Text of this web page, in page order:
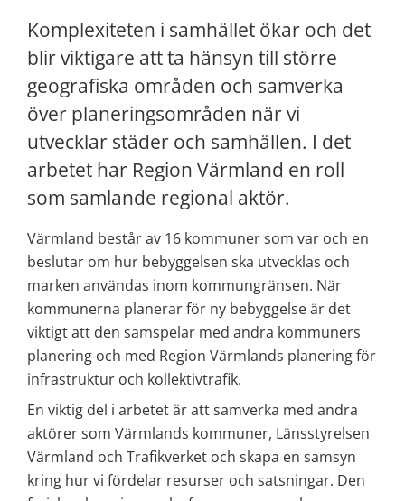
Komplexiteten i samhället ökar och det
blir viktigare att ta hänsyn till större
geografiska områden och samverka
över planeringsområden när vi
utvecklar städer och samhällen. I det
arbetet har Region Värmland en roll
som samlande regional aktör.
Värmland består av 16 kommuner som var och en
beslutar om hur bebyggelsen ska utvecklas och
marken användas inom kommungränsen. När
kommunerna planerar för ny bebyggelse är det
viktigt att den samspelar med andra kommuners
planering och med Region Värmlands planering för
infrastruktur och kollektivtrafik.
En viktig del i arbetet är att samverka med andra
aktörer som Värmlands kommuner, Länsstyrelsen
Värmland och Trafikverket och skapa en samsyn
kring hur vi fördelar resurser och satsningar. Den